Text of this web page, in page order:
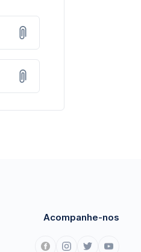
Acompanhe-nos